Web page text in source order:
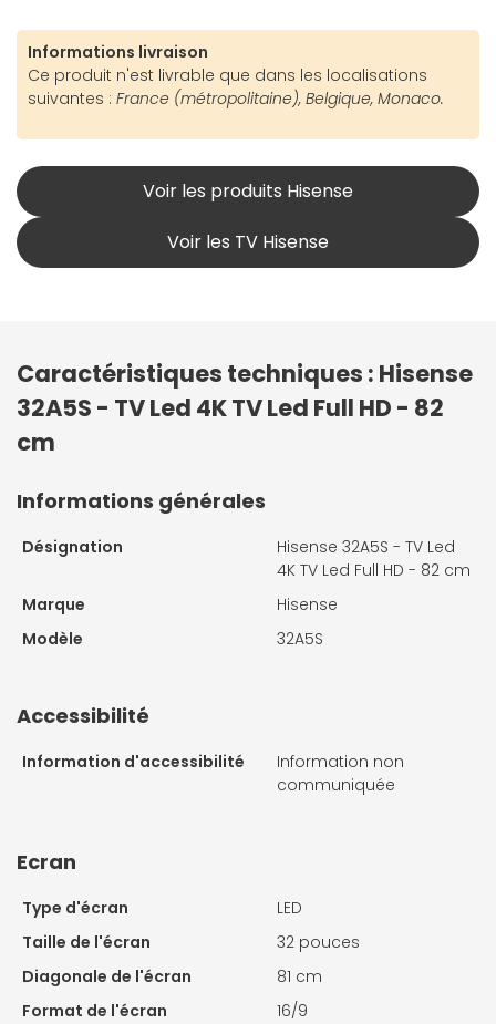
Informations livraison
Ce produit n'est livrable que dans les localisations
suivantes : France (métropolitaine), Belgique, Monaco.
Voir les produits Hisense
Voir les TV Hisense
Caractéristiques techniques : Hisense
32A5S - TV Led 4K TV Led Full HD - 82
cm
Informations générales
Désignation
Hisense 32A5S - TV Led
4K TV Led Full HD - 82 cm
Marque
Hisense
Modèle
32A5S
Accessibilité
Information d'accessibilité
Information non
communiquée
Ecran
Type d'écran
LED
Taille de l'écran
32 pouces
Diagonale de l'écran
81 cm
Format de l'écran
16/9